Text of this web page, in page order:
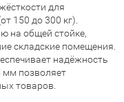
для
150 до 300 кг).
на общей стойке,
складские помещения.
надёжность
мм позволяет
товаров.